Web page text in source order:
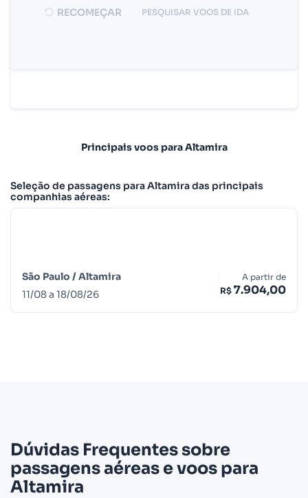
RECOMEÇAR PESQUISAR VOOS DE IDA
Principais voos para Altamira
Seleção de passagens para Altamira das principais
companhias aéreas:
São Paulo /Altamira
11/08a 18/08/26
A partir de
R$ 7.904,00
Dúvidas Frequentes sobre
passagens aéreas e voos para
Altamira